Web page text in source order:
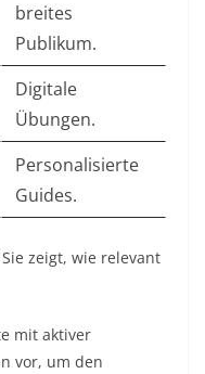
breites
Publikum. ​
Digitale
Übungen. ​
Personalisierte
Guides. ​
zeigt, wie relevant
mit aktiver
vor, um den